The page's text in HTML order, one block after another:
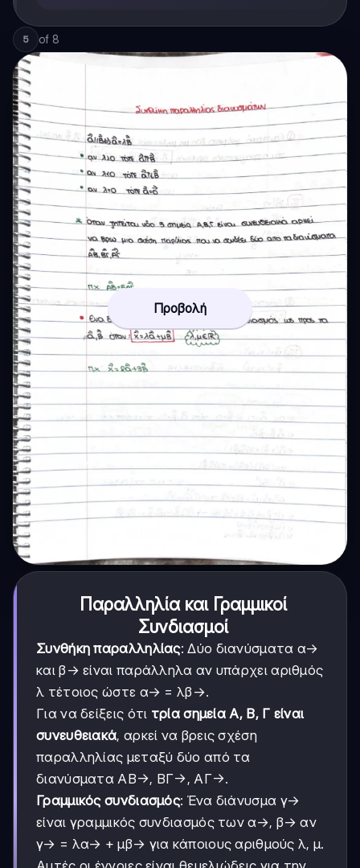
5 of 8
Προβολή
Παραλληλία και Γραμμικοί
Συνδιασμοί
Συνθήκη παραλληλίας: Δύο διανύσματα α→
και β→ είναι παράλληλα αν υπάρχει αριθμός
λ τέτοιος ώστε α→ = λβ→.
Για να δείξεις ότι τρία σημεία Α, Β, Γ είναι
συνευθειακά, αρκεί να βρεις σχέση
παραλληλίας μεταξύ δύο από τα
διανύσματα ΑΒ→, ΒΓ→, ΑΓ→.
Γραμμικός συνδιασμός: Ένα διάνυσμα γ→
είναι γραμμικός συνδιασμός των α→, β→ αν
γ→ = λα→ + μβ→ για κάποιους αριθμούς λ, μ.